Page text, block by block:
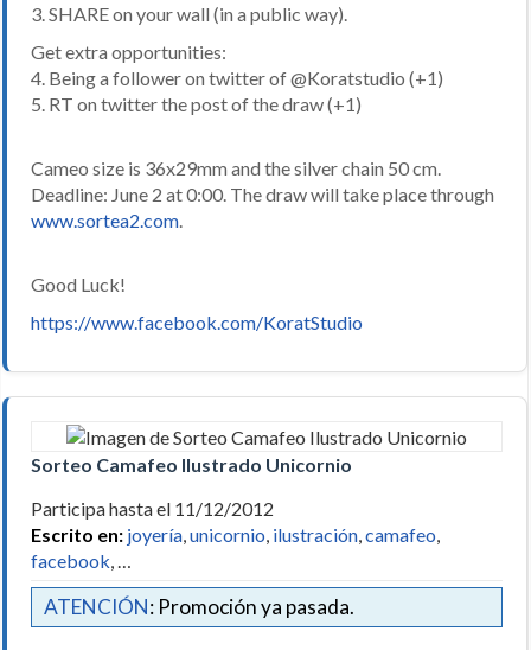
3. SHARE on your wall (in a public way).
Get extra opportunities:
4. Being a follower on twitter of @Koratstudio (+1)
5. RT on twitter the post of the draw (+1)
Cameo size is 36x29mm and the silver chain 50 cm.
Deadline: June 2 at 0:00. The draw will take place through
www.sortea2.com.
Good Luck!
https://www.facebook.com/KoratStudio
Sorteo Camafeo Ilustrado Unicornio
Participa hasta el 11/12/2012
Escrito en: joyería unicornio ilustración camafeo
facebook
ATENCIÓN: Promoción ya pasada.